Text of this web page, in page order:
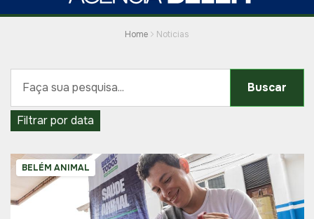
Home Noticias
Buscar
Filtrar por data
BELÉM ANIMAL